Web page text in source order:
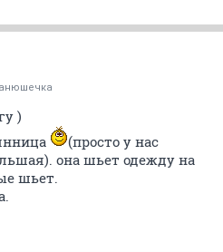
)
(просто у нас
она шьет одежду на
шьет.